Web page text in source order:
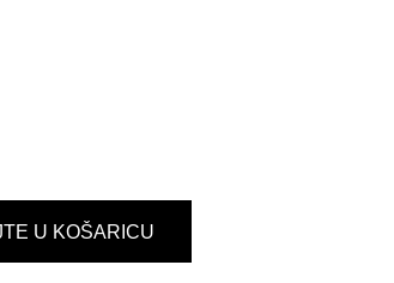
U KOŠARICU